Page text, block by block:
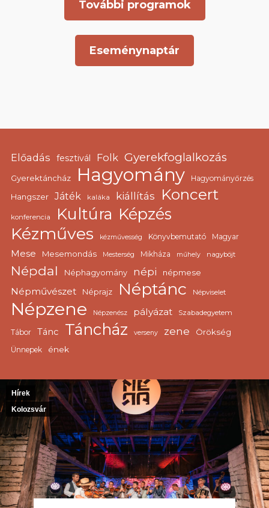
További programok
Eseménynaptár
Előadás fesztivál Folk Gyerekfoglalkozás
Gyerektáncház Hagyomány Hagyományőrzés
Hangszer Játék kaláka kiállítás Koncert
konferencia Kultúra Képzés
Kézműves kézművesség Könyvbemutató Magyar
Mese Mesemondás Mesterség Mikháza műhely nagyböjt
Népdal Néphagyomány népi népmese
Népművészet Néprajz Néptánc Népviselet
Népzene Népzenész pályázat Szabadegyetem
Tábor Tánc Táncház verseny zene Örökség
Ünnepek ének
Hírek
Kolozsvár